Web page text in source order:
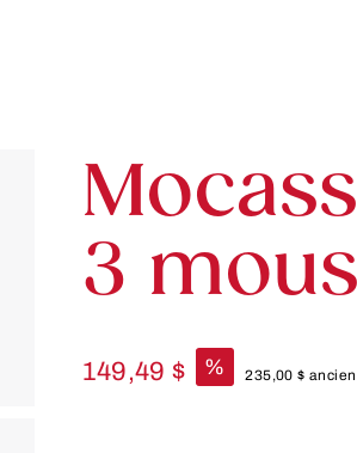
3
149,49 $ % 235,00 $